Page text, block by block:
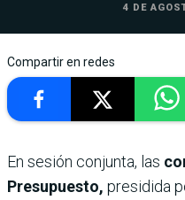
4 DE
Compartir en redes
En sesión conjunta, las
Presupuesto, presidida